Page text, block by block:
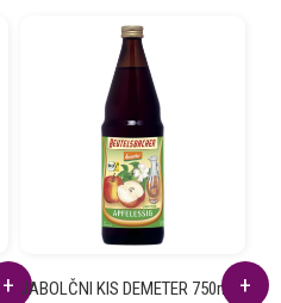
JABOLČNI KIS DEMETER 750ml